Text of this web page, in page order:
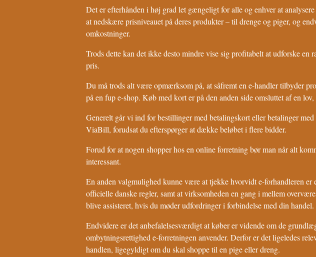
Det er efterhånden i høj grad let gængeligt for alle og enhver at
at nedskære prisniveauet på deres produkter – til drenge og piger, og
omkostninger.
Trods dette kan det ikke desto mindre vise sig profitabelt at udforske
pris.
Du må trods alt være opmærksom på, at såfremt en e-handler tilbyder
på en fup e-shop. Køb med kort er på den anden side omsluttet af en
Generelt går vi ind for bestillinger med betalingskort eller betalinger
ViaBill, forudsat du efterspørger at dække beløbet i flere bidder.
Forud for at nogen shopper hos en online forretning bør man når alt
interessant.
En anden valgmulighed kunne være at tjekke hvorvidt e-forhandleren
officielle danske regler, samt at virksomheden en gang i mellem
blive assisteret, hvis du møder udfordringer i forbindelse med din handel.
Endvidere er det anbefalelsesværdigt at køber er vidende om de
ombytningsrettighed e-forretningen anvender. Derfor er det ligeledes
handlen, ligegyldigt om du skal shoppe til en pige eller dreng.